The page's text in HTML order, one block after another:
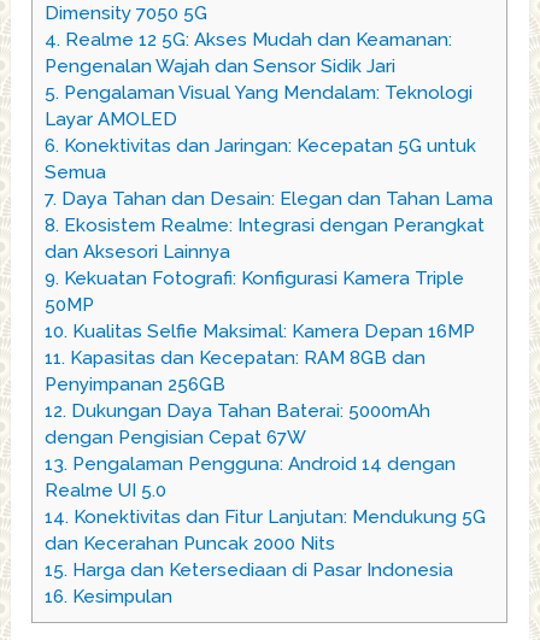
Dimensity 7050 5G
4. Realme 12 5G: Akses Mudah dan Keamanan:
Pengenalan Wajah dan Sensor Sidik Jari
5. Pengalaman Visual Yang Mendalam: Teknologi
Layar AMOLED
6. Konektivitas dan Jaringan: Kecepatan 5G untuk
Semua
7. Daya Tahan dan Desain: Elegan dan Tahan Lama
8. Ekosistem Realme: Integrasi dengan Perangkat
dan Aksesori Lainnya
9. Kekuatan Fotografi: Konfigurasi Kamera Triple
50MP
10. Kualitas Selfie Maksimal: Kamera Depan 16MP
11. Kapasitas dan Kecepatan: RAM 8GB dan
Penyimpanan 256GB
12. Dukungan Daya Tahan Baterai: 5000mAh
dengan Pengisian Cepat 67W
13. Pengalaman Pengguna: Android 14 dengan
Realme UI 5.0
14. Konektivitas dan Fitur Lanjutan: Mendukung 5G
dan Kecerahan Puncak 2000 Nits
15. Harga dan Ketersediaan di Pasar Indonesia
16. Kesimpulan